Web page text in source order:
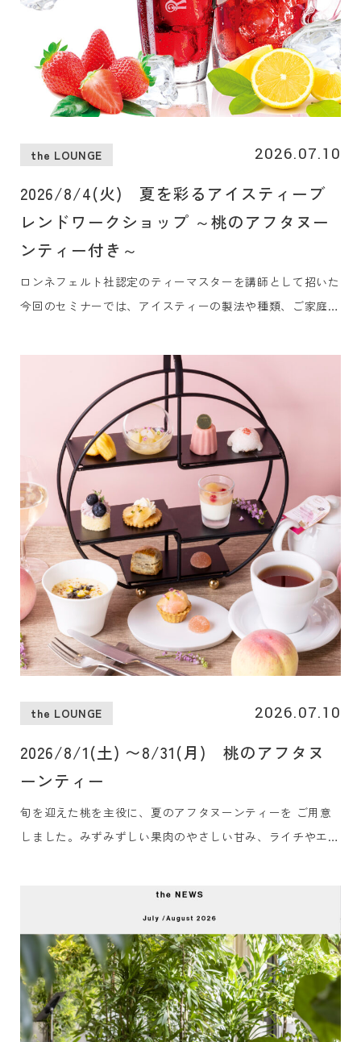
the LOUNGE 2026.07.10
2026/8/4(火) 夏を彩るアイスティーブ
レンドワークショップ ～桃のアフタヌー
ンティー付き～
ロンネフェルト社認定のティーマスターを講師として招いた
今回のセミナーでは、アイスティーの製法や種類、ご家庭で
ティーに使えるオリジナルティー作りを体験していただきま
す。オリジナルアイスティーブレンド作りを体験した後は、
旬の桃を使用した桃のアフタヌーンティーをお楽しみいただ
the LOUNGE 2026.07.10
2026/8/1(土) 〜8/31(月) 桃のアフタヌ
ーンティー
旬を迎えた桃を主役に、夏のアフタヌーンティーを ご用意
しました。みずみずしい果肉のやさしい甘み、ライチやエル
ください。